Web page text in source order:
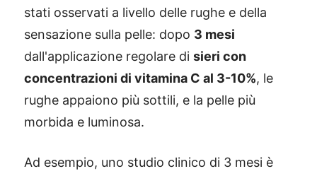
stati osservati a livello delle rughe e della
sensazione sulla pelle: dopo 3 mesi
dall'applicazione regolare di sieri con
concentrazioni di vitamina C al 3-10%, le
rughe appaiono più sottili, e la pelle più
morbida e luminosa.
Ad esempio, uno studio clinico di 3 mesi è